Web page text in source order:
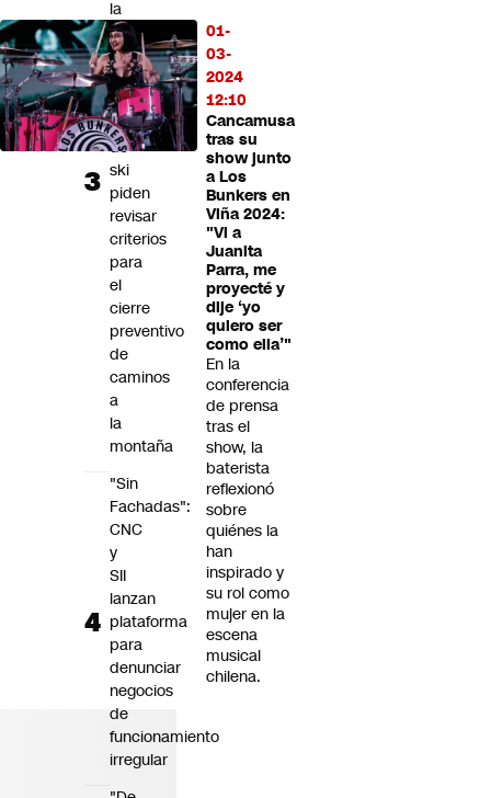
01-
03-
2024
12:10
Cancamusa
tras su
show junto
a Los
Bunkers en
Viña 2024:
"Vi a
Juanita
Parra, me
proyecté y
dije ‘yo
quiero ser
como ella’"
En la
conferencia
de prensa
tras el
show, la
baterista
reflexionó
sobre
quiénes la
han
inspirado y
su rol como
mujer en la
escena
musical
chilena.
la
nieve
y
no
paralizarse":
Centros
de
ski
piden
revisar
criterios
para
el
cierre
preventivo
de
caminos
a
la
montaña
"Sin
Fachadas":
CNC
y
SII
lanzan
plataforma
para
denunciar
negocios
de
funcionamiento
irregular